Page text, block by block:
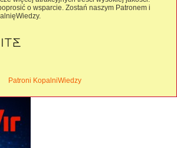
o wsparcie. Zostań naszym Patronem i
Patroni KopalniWiedzy